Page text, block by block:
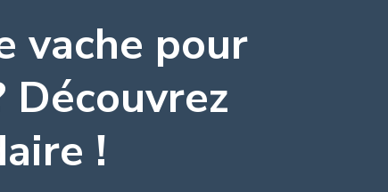
vache pour
Découvrez
!